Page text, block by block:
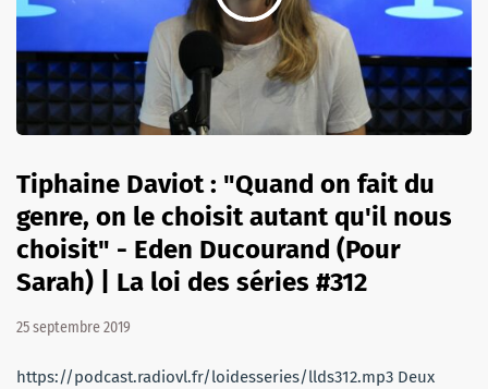
Tiphaine Daviot : "Quand on fait du
genre, on le choisit autant qu'il nous
choisit" - Eden Ducourand (Pour
Sarah) | La loi des séries #312
25 septembre 2019
https://podcast.radiovl.fr/loidesseries/llds312.mp3 Deux